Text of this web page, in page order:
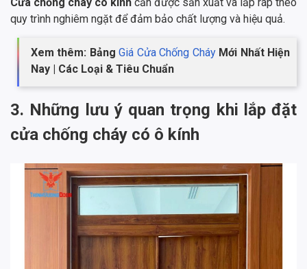
quy trình nghiêm ngặt để đảm bảo chất lượng và hiệu quả.
Xem thêm: BảngGiá Cửa Chống CháyMới Nhất Hiện
Nay | Các Loại & Tiêu Chuẩn
3. Những lưu ý quan trọng khi lắp đặt
cửa chống cháy có ô kính